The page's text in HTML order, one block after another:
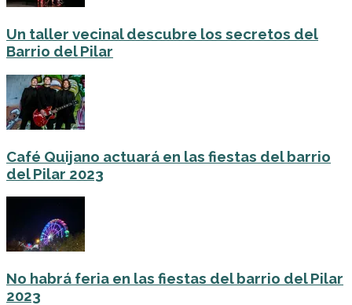
Un taller vecinal descubre los secretos del
Barrio del Pilar
Café Quijano actuará en las fiestas del barrio
del Pilar 2023
No habrá feria en las fiestas del barrio del Pilar
2023